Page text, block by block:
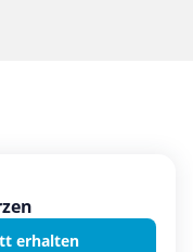
erhalten